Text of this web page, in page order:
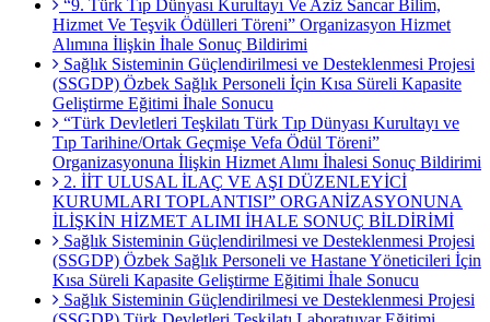
“9. Türk Tıp Dünyası Kurultayı Ve Aziz Sancar Bilim,
Hizmet Ve Teşvik Ödülleri Töreni” Organizasyon Hizmet
Alımına İlişkin İhale Sonuç Bildirimi
Sağlık Sisteminin Güçlendirilmesi ve Desteklenmesi Projesi
(SSGDP) Özbek Sağlık Personeli İçin Kısa Süreli Kapasite
Geliştirme Eğitimi İhale Sonucu
“Türk Devletleri Teşkilatı Türk Tıp Dünyası Kurultayı ve
Tıp Tarihine/Ortak Geçmişe Vefa Ödül Töreni”
Organizasyonuna İlişkin Hizmet Alımı İhalesi Sonuç Bildirimi
2. İİT ULUSAL İLAÇ VE AŞI DÜZENLEYİCİ
KURUMLARI TOPLANTISI” ORGANİZASYONUNA
İLİŞKİN HİZMET ALIMI İHALE SONUÇ BİLDİRİMİ
Sağlık Sisteminin Güçlendirilmesi ve Desteklenmesi Projesi
(SSGDP) Özbek Sağlık Personeli ve Hastane Yöneticileri İçin
Kısa Süreli Kapasite Geliştirme Eğitimi İhale Sonucu
Sağlık Sisteminin Güçlendirilmesi ve Desteklenmesi Projesi